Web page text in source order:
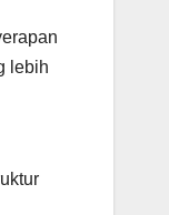
lebih